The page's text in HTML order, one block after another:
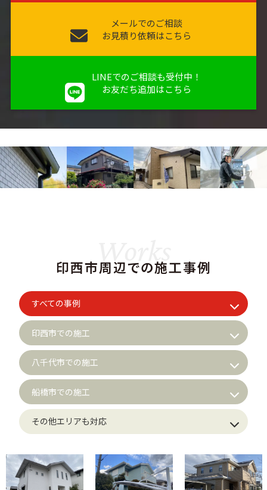
メールでのご相談
お見積り依頼はこちら
LINEでのご相談も受付中！
お友だち追加はこちら
印西市周辺での施工事例
すべての事例
印西市での施工
八千代市での施工
船橋市での施工
その他エリアも対応